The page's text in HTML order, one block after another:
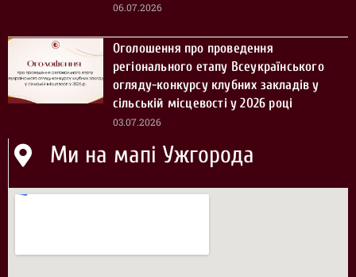
06.07.2026
Оголошення про проведення
регіонального етапу Всеукраїнського
огляду-конкурсу клубних закладів у
сільській місцевості у 2026 році
03.07.2026
Ми на мапі Ужгорода